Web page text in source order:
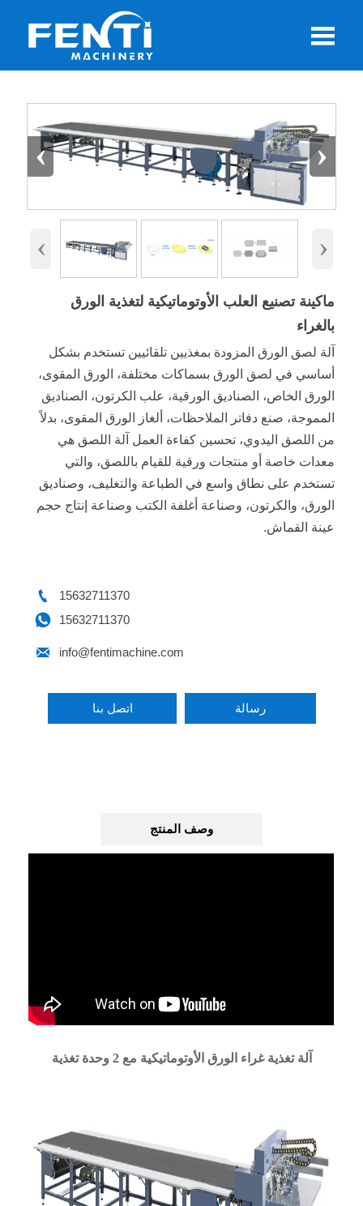

‹ ›
‹ ›
ماكينة تصنيع العلب الأوتوماتيكية لتغذية الورق
بالغراء
آلة لصق الورق المزودة بمغذيين تلقائيين تستخدم بشكل
أساسي في لصق الورق بسماكات مختلفة، الورق المقوى،
الورق الخاص، الصناديق الورقية، علب الكرتون، الصناديق
المموجة، صنع دفاتر الملاحظات، ألغاز الورق المقوى، بدلاً
من اللصق اليدوي، تحسين كفاءة العمل آلة اللصق هي
معدات خاصة أو منتجات ورقية للقيام باللصق، والتي
تستخدم على نطاق واسع في الطباعة والتغليف، وصناديق
الورق، والكرتون، وصناعة أغلفة الكتب وصناعة إنتاج حجم
عينة القماش.
 15632711370
 15632711370
 info@fentimachine.com
اتصل بنا رسالة
وصف المنتج
آلة تغذية غراء الورق الأوتوماتيكية مع 2 وحدة تغذية